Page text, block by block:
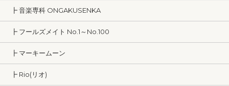
┣ 音楽専科 ONGAKUSENKA
┣ フールズメイト No.1～No.100
┣ マーキームーン
┣ Rio(リオ)